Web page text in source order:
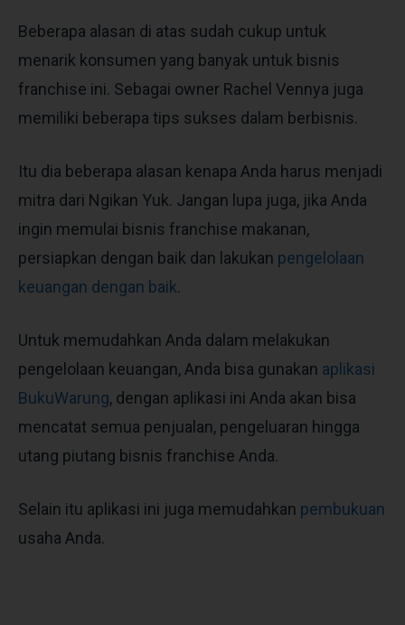
Beberapa alasan di atas sudah cukup untuk
menarik konsumen yang banyak untuk bisnis
franchise ini. Sebagai owner Rachel Vennya juga
memiliki beberapa tips sukses dalam berbisnis.
Itu dia beberapa alasan kenapa Anda harus menjadi
mitra dari Ngikan Yuk. Jangan lupa juga, jika Anda
ingin memulai bisnis franchise makanan,
persiapkan dengan baik dan lakukan pengelolaan
keuangan dengan baik.
Untuk memudahkan Anda dalam melakukan
pengelolaan keuangan, Anda bisa gunakan aplikasi
BukuWarung, dengan aplikasi ini Anda akan bisa
mencatat semua penjualan, pengeluaran hingga
utang piutang bisnis franchise Anda.
Selain itu aplikasi ini juga memudahkan pembukuan
usaha Anda.